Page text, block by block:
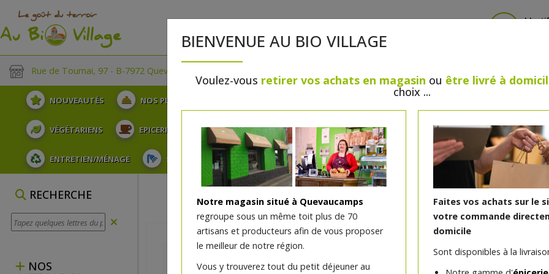
Rue de Tournai, 97 - B-7972 Quevaucamps
NOUVEAUTÉS NOS PLATEAUX
VÉGÉTARIENS EPICERIE PLATS TRAITEUR BOULANGERIE / PÂTISSERIE SANS GLUTEN, SANS
ENTRETIEN/MÉNAGE SOINS ET HYGIÈNE DU CORPS BEAUTÉ HUILES ESSENTIELLES MAISON
RECHERCHE
NOS
BIENVENUE AU BIO VILLAGE
Voulez-vous retirer vos achats en magasin ou être livré à
choix ...
Notre magasin situé à Quevaucamps
regroupe sous un même toit plus de 70
artisans et producteurs afin de vous proposer
le meilleur de notre région.
Vous y trouverez tout du petit déjeuner au
Faites vos achats sur le
votre commande
domicile
Sont disponibles à la
Jus de pommes Pom